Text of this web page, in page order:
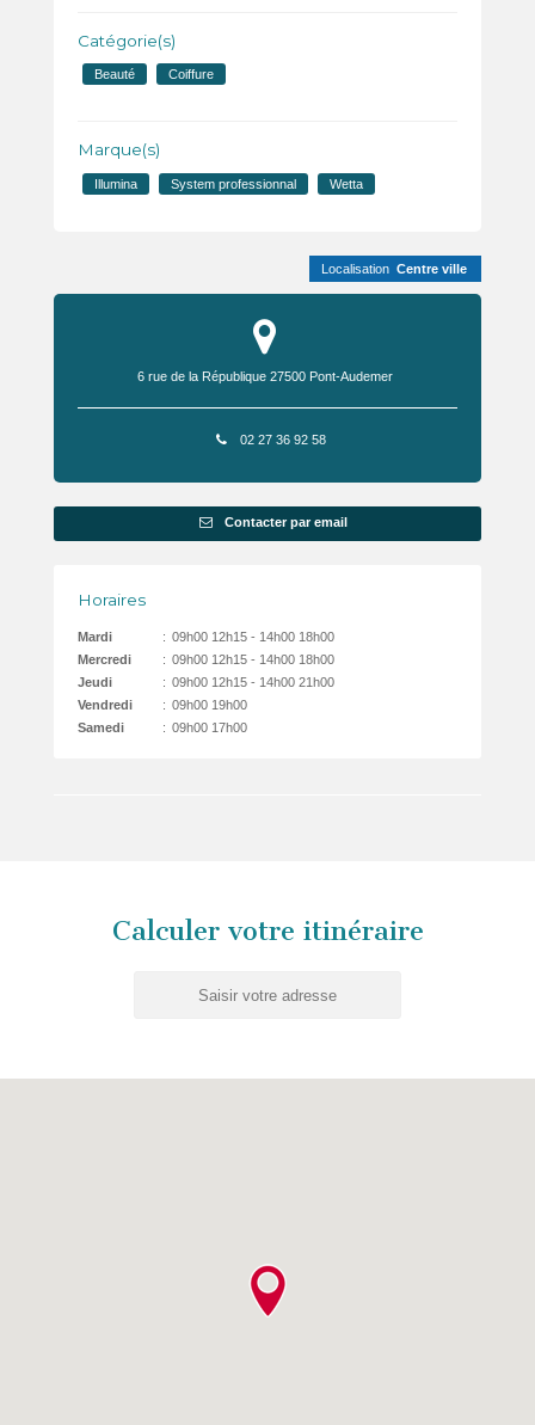
Catégorie(s)
Beauté Coiffure
Marque(s)
Illumina System professionnal Wetta
Localisation Centre ville
6 rue de la République 27500 Pont-Audemer
02 27 36 92 58
Contacter par email
Horaires
Mardi : 09h00 12h15 - 14h00 18h00
Mercredi
: 09h00 12h15 - 14h00 18h00
Jeudi
: 09h00 12h15 - 14h00 21h00
Vendredi
: 09h00 19h00
Samedi
: 09h00 17h00
Calculer votre itinéraire